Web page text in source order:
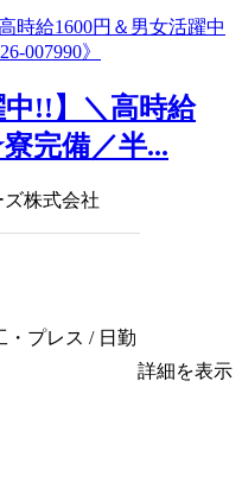
中!!】＼高時給
完備／半...
株式会社
・プレス / 日勤
詳細を表示